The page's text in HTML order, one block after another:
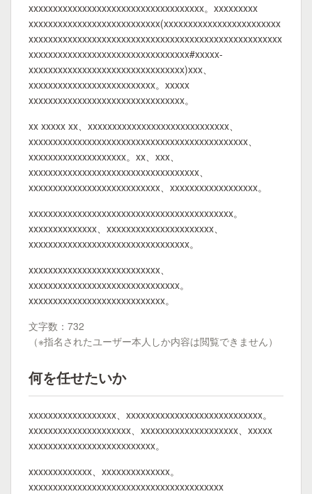
xxxxxxxxxxxxxxxxxxxxxxxxxxxxxxxxxxxx。xxxxxxxxx
xxxxxxxxxxxxxxxxxxxxxxxxxxx(xxxxxxxxxxxxxxxxxxxxxxxx
xxxxxxxxxxxxxxxxxxxxxxxxxxxxxxxxxxxxxxxxxxxxxxxxxxxx
xxxxxxxxxxxxxxxxxxxxxxxxxxxxxxxxx#xxxxx-
xxxxxxxxxxxxxxxxxxxxxxxxxxxxxxxx)xxx、
xxxxxxxxxxxxxxxxxxxxxxxxxx。xxxxx
xxxxxxxxxxxxxxxxxxxxxxxxxxxxxxxx。
xx xxxxx xx、xxxxxxxxxxxxxxxxxxxxxxxxxxxxx、
xxxxxxxxxxxxxxxxxxxxxxxxxxxxxxxxxxxxxxxxxxxxx、
xxxxxxxxxxxxxxxxxxxx。xx、xxx、
xxxxxxxxxxxxxxxxxxxxxxxxxxxxxxxxxxx、
xxxxxxxxxxxxxxxxxxxxxxxxxxx、xxxxxxxxxxxxxxxxxx。
xxxxxxxxxxxxxxxxxxxxxxxxxxxxxxxxxxxxxxxxxx。
xxxxxxxxxxxxxx、xxxxxxxxxxxxxxxxxxxxxx、
xxxxxxxxxxxxxxxxxxxxxxxxxxxxxxxxx。
xxxxxxxxxxxxxxxxxxxxxxxxxxx、
xxxxxxxxxxxxxxxxxxxxxxxxxxxxxxx。
xxxxxxxxxxxxxxxxxxxxxxxxxxxx。
文字数：732
（※指名されたユーザー本人しか内容は閲覧できません）
何を任せたいか
xxxxxxxxxxxxxxxxxx、xxxxxxxxxxxxxxxxxxxxxxxxxxxx。
xxxxxxxxxxxxxxxxxxxxx、xxxxxxxxxxxxxxxxxxxx、xxxxx
xxxxxxxxxxxxxxxxxxxxxxxxxx。
xxxxxxxxxxxxx、xxxxxxxxxxxxxx。
xxxxxxxxxxxxxxxxxxxxxxxxxxxxxxxxxxxxxxxx